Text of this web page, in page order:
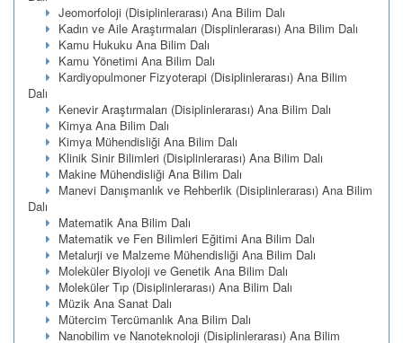
Jeomorfoloji (Disiplinlerarası) Ana Bilim Dalı
Kadın ve Aile Araştırmaları (Displinlerarası) Ana Bilim Dalı
Kamu Hukuku Ana Bilim Dalı
Kamu Yönetimi Ana Bilim Dalı
Kardiyopulmoner Fizyoterapi (Disiplinlerarası) Ana Bilim
Dalı
Kenevir Araştırmaları (Disiplinlerarası) Ana Bilim Dalı
Kimya Ana Bilim Dalı
Kimya Mühendisliği Ana Bilim Dalı
Klinik Sinir Bilimleri (Disiplinlerarası) Ana Bilim Dalı
Makine Mühendisliği Ana Bilim Dalı
Manevi Danışmanlık ve Rehberlik (Disiplinlerarası) Ana Bilim
Dalı
Matematik Ana Bilim Dalı
Matematik ve Fen Bilimleri Eğitimi Ana Bilim Dalı
Metalurji ve Malzeme Mühendisliği Ana Bilim Dalı
Moleküler Biyoloji ve Genetik Ana Bilim Dalı
Moleküler Tıp (Disiplinlerarası) Ana Bilim Dalı
Müzik Ana Sanat Dalı
Mütercim Tercümanlık Ana Bilim Dalı
Nanobilim ve Nanoteknoloji (Disiplinlerarası) Ana Bilim